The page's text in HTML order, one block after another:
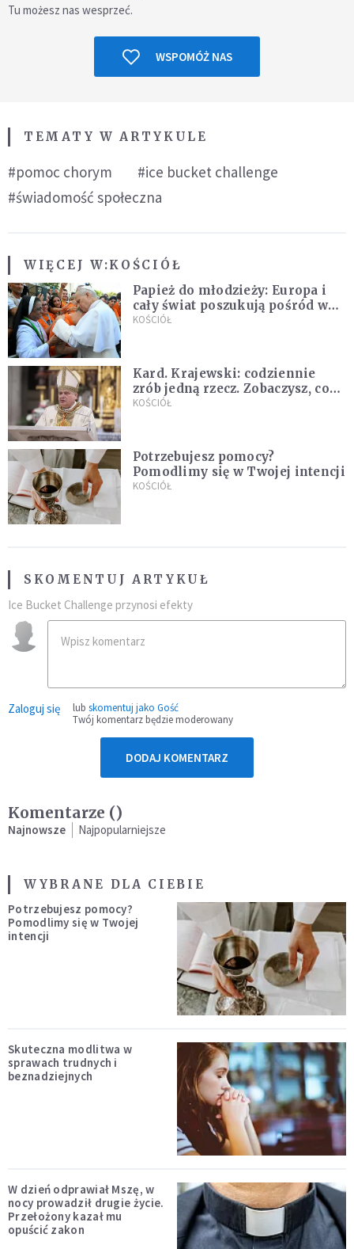
Tu możesz nas wesprzeć.
WSPOMÓŻ NAS
TEMATY W ARTYKULE
#pomoc chorym
#ice bucket challenge
#świadomość społeczna
WIĘCEJ W:KOŚCIÓŁ
Papież do młodzieży: Europa i
cały świat poszukują pośród was
nowych świętych
KOŚCIÓŁ
Kard. Krajewski: codziennie
zrób jedną rzecz. Zobaczysz, co
stanie się z twoim życiem
KOŚCIÓŁ
Potrzebujesz pomocy?
Pomodlimy się w Twojej intencji
KOŚCIÓŁ
SKOMENTUJ ARTYKUŁ
Ice Bucket Challenge przynosi efekty
Zaloguj się lub skomentuj jako Gość
Twój komentarz będzie moderowany
DODAJ KOMENTARZ
Komentarze ()
Najnowsze Najpopularniejsze
WYBRANE DLA CIEBIE
Potrzebujesz pomocy?
Pomodlimy się w Twojej
intencji
Skuteczna modlitwa w
sprawach trudnych i
beznadziejnych
W dzień odprawiał Mszę, w
nocy prowadził drugie życie.
Przełożony kazał mu
opuścić zakon